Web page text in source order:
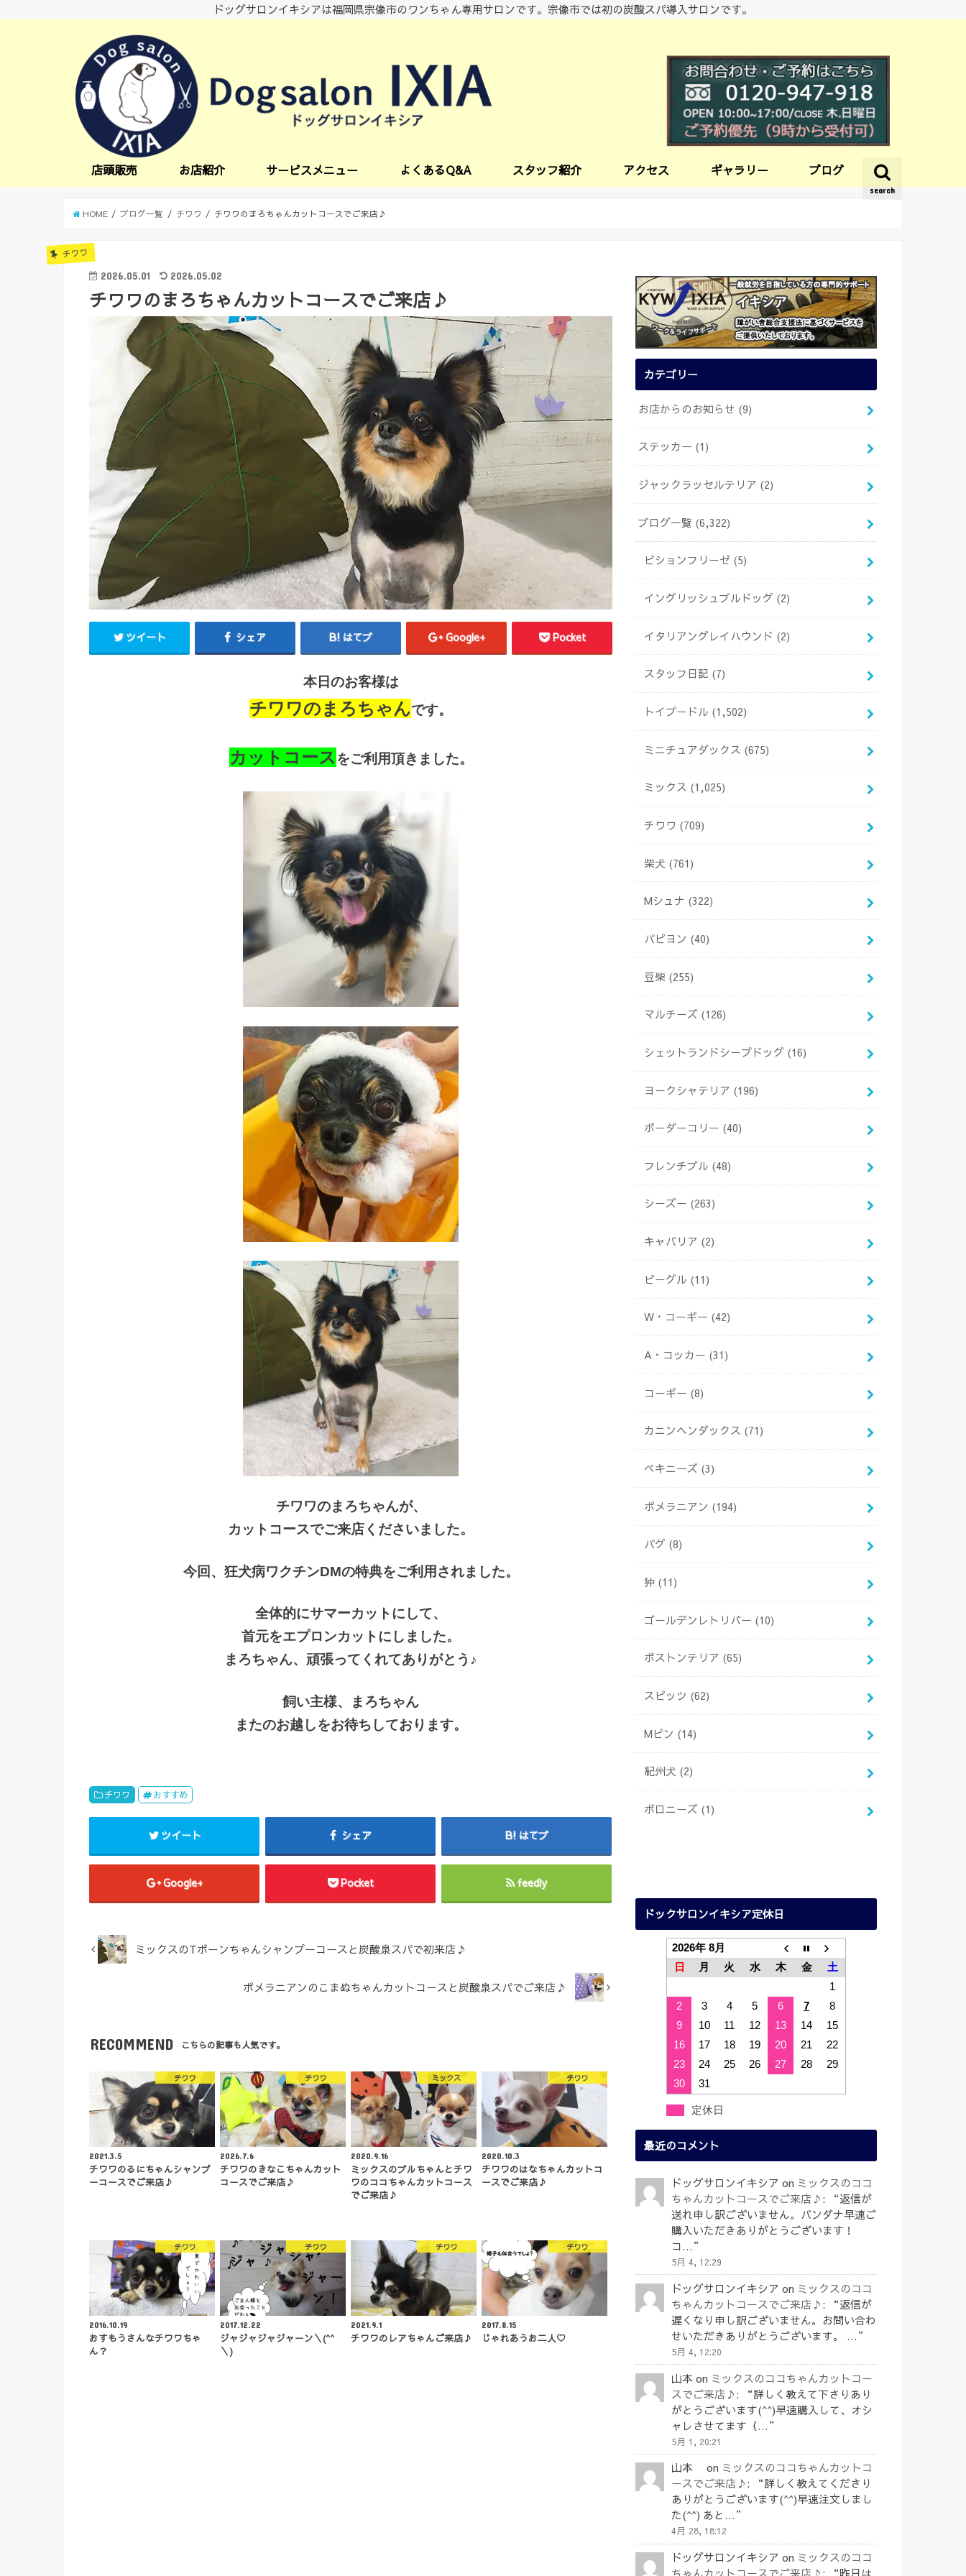
ドッグサロンイキシアは福岡県宗像市のワンちゃん専用サロンです。宗像市では初の炭酸スパ導入サロンです。
search
店頭販売 お店紹介 サービスメニュー よくあるQ&A スタッフ紹介 アクセス ギャラリー ブログ
HOME ブログ一覧 チワワ チワワのまろちゃんカットコースでご来店♪
チワワ
2026.05.01 2026.05.02
チワワのまろちゃんカットコースでご来店♪
ツイート シェア はてブ Google+ Pocket
本日のお客様は
チワワのまろちゃんです。
カットコース をご利用頂きました。
チワワのまろちゃんが、
カットコースでご来店くださいました。
今回、狂犬病ワクチンDMの特典をご利用されました。
全体的にサマーカットにして、
首元をエプロンカットにしました。
まろちゃん、頑張ってくれてありがとう♪
飼い主様、まろちゃん
またのお越しをお待ちしております。
チワワ おすすめ
ツイート シェア はてブ
Google+ Pocket feedly
ミックスのTボーンちゃんシャンプーコースと炭酸泉スパで初来店♪
ポメラニアンのこまぬちゃんカットコースと炭酸泉スパでご来店♪
RECOMMEND こちらの記事も人気です。
チワワ
2021.3.5
チワワのるにちゃんシャンプ
ーコースでご来店♪
チワワ
2026.7.6
チワワのきなこちゃんカット
コースでご来店♪
ミックス
2020.9.16
ミックスのブルちゃんとチワ
ワのココちゃんカットコース
でご来店♪
チワワ
2020.10.3
チワワのはなちゃんカットコ
ースでご来店♪
チワワ
2016.10.19
おすもうさんなチワワちゃ
ん？
チワワ
2017.12.22
ジャジャジャジャーン＼(^^
＼)
チワワ
2021.9.1
チワワのレアちゃんご来店♪
チワワ
2017.8.15
じゃれあうお二人♡
カテゴリー
お店からのお知らせ (9)
ステッカー (1)
ジャックラッセルテリア (2)
ブログ一覧 (6,322)
ビションフリーゼ (5)
イングリッシュブルドッグ (2)
イタリアングレイハウンド (2)
スタッフ日記 (7)
トイプードル (1,502)
ミニチュアダックス (675)
ミックス (1,025)
チワワ (709)
柴犬 (761)
Mシュナ (322)
パピヨン (40)
豆柴 (255)
マルチーズ (126)
シェットランドシープドッグ (16)
ヨークシャテリア (196)
ボーダーコリー (40)
フレンチブル (48)
シーズー (263)
キャバリア (2)
ビーグル (11)
W・コーギー (42)
A・コッカー (31)
コーギー (8)
カニンヘンダックス (71)
ペキニーズ (3)
ポメラニアン (194)
パグ (8)
狆 (11)
ゴールデンレトリバー (10)
ボストンテリア (65)
スピッツ (62)
Mピン (14)
紀州犬 (2)
ボロニーズ (1)
ドックサロンイキシア定休日
2026年 8月
日
月 火 水 木 金
土
1
2
3 4 5 6 7
8
9
10 11 12 13 14
15
16
17 18 19 20 21
22
23
24 25 26 27 28
29
30
31
定休日
最近のコメント
ドッグサロンイキシア on ミックスのココ
ちゃんカットコースでご来店♪ : “返信が
送れ申し訳ございません。バンダナ早速ご
購入いただきありがとうございます！
コ… ”
5月 4, 12:29
ドッグサロンイキシア on ミックスのココ
ちゃんカットコースでご来店♪ : “返信が
遅くなり申し訳ございません。お問い合わ
せいただきありがとうございます。 … ”
5月 4, 12:20
山本 on ミックスのココちゃんカットコー
スでご来店♪ : “詳しく教えて下さりあり
がとうございます(^^)早速購入して、オシ
ャレさせてます（… ”
5月 1, 20:21
山本 on ミックスのココちゃんカットコ
ースでご来店♪ : “詳しく教えてくださり
ありがとうございます(^^)早速注文しまし
た(^^) あと… ”
4月 28, 18:12
ドッグサロンイキシア on ミックスのココ